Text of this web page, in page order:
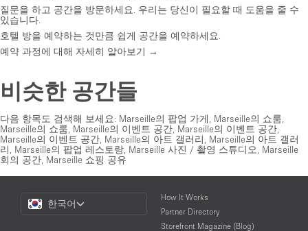
질문을 하고 공간을 방문하세요. 우리는 당신이 필요할 때 도움을 줄 수
있습니다.
호텔 방을 예약하는 것만큼 쉽게 공간을 예약하세요.
예약 과정에 대해 자세히 알아보기 →
비슷한 공간들
다음 항목도 검색해 보세요: Marseille의 팝업 가게 Marseille의 쇼룸
Marseille의 쇼룸 Marseille의 이벤트 공간 Marseille의 이벤트 공간
Marseille의 이벤트 공간 Marseille의 아트 갤러리
Marseille의 아트 갤러
리
Marseille의 팝업 레스토랑 Marseille 사진 / 촬영 스튜디오
Marseille
회의 공간 Marseille 쇼핑 공유
Choose
Language
한국어
How It Works
Partner Directory
Storefront Magazine (Blog)